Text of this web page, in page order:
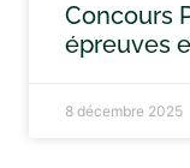
Concours
épreuves
8 décembre 2025